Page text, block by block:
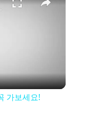
보세요!
가보세요!